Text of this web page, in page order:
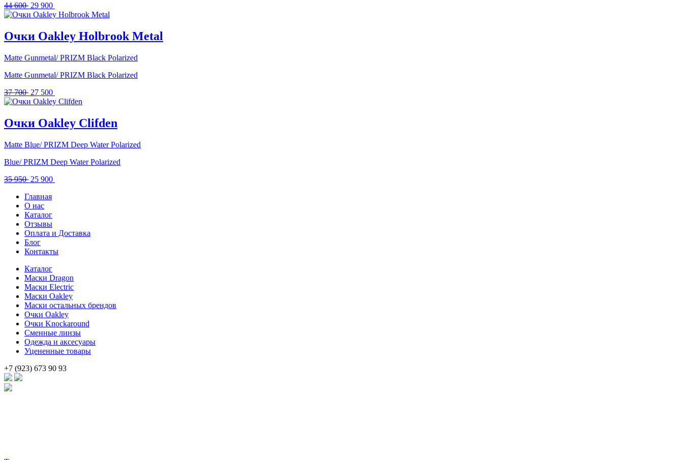
44 600 Первоначальная
цена
600 .
29 900
цена:
900 .
Очки Oakley Holbrook Metal
Matte Gunmetal/ PRIZM Black Polarized
Matte Gunmetal/ PRIZM Black Polarized
37 700 Первоначальная
цена
700 .
27 500
цена:
500 .
Очки Oakley Clifden
Matte Blue/ PRIZM Deep Water Polarized
Blue/ PRIZM Deep Water Polarized
35 950 Первоначальная
составляла
35
950 .
25 900
Главная
О нас
Каталог
Отзывы
Оплата и Доставка
Блог
Контакты
Каталог
Маски Dragon
Маски Electric
Маски Oakley
Маски остальных брендов
Очки Oakley
Очки Knockaround
Сменные линзы
Одежда и аксесуары
Уцененные товары
+7 (923) 673 90 93